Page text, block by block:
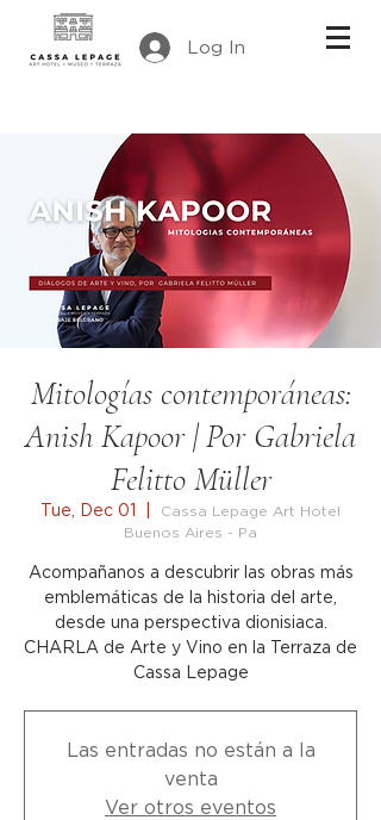
Log In
Mitologías contemporáneas:
Anish Kapoor | Por Gabriela
Felitto Müller
Tue, Dec 01
Cassa Lepage Art Hotel
Buenos Aires - Pa
Acompañanos a descubrir las obras más
emblemáticas de la historia del arte,
desde una perspectiva dionisiaca.
CHARLA de Arte y Vino en la Terraza de
Cassa Lepage
Las entradas no están a la
venta
Ver otros eventos